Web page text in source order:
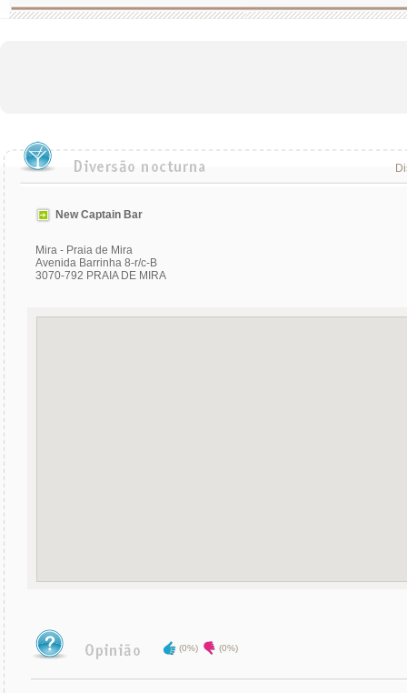
New Captain Bar
Mira - Praia de Mira
Avenida Barrinha 8-r/c-B
3070-792 PRAIA DE MIRA
(0%) (0%)